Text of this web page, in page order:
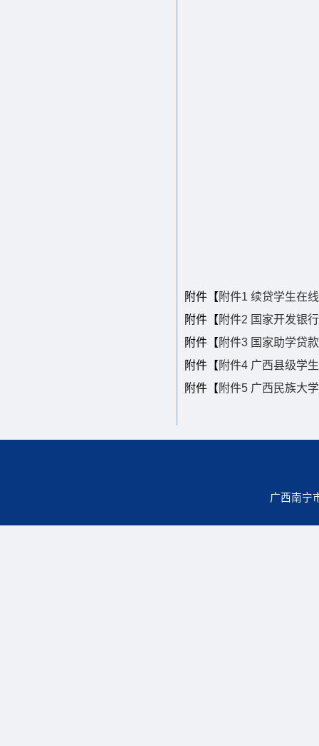
附件【 附件1 续贷学生在
附件【 附件2 国家开发银
附件【 附件3 国家助学贷
附件【 附件4 广西县级学
附件【 附件5 广西民族大
广西南宁